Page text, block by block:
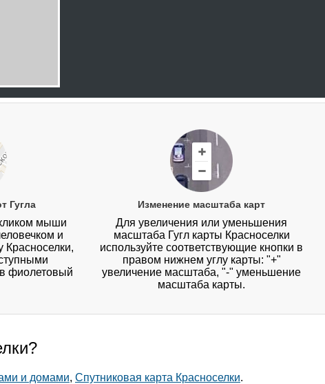
Гугла
мыши
и
Красноселки,
фиолетовый
Изменение масштаба карт
Для увеличения или уменьшения
масштаба Гугл карты Красноселки
используйте соответствующие кнопки в
правом нижнем углу карты: "+"
увеличение масштаба, "-" уменьшение
масштаба карты.
и домами, Спутниковая карта Красноселки.